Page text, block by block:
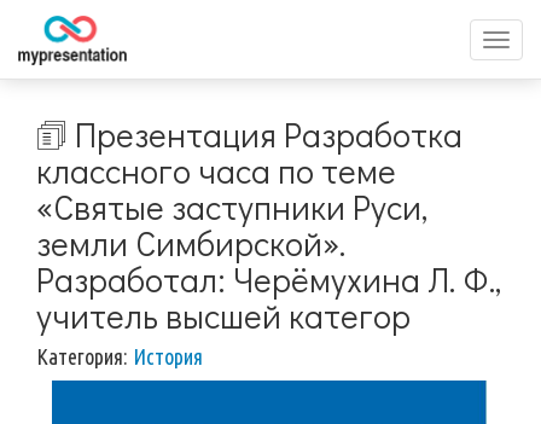
меню
🗊 Презентация Разработка
классного часа по теме
«Святые заступники Руси,
земли Симбирской».
Разработал: Черёмухина Л. Ф.,
учитель высшей категор
Категория: История